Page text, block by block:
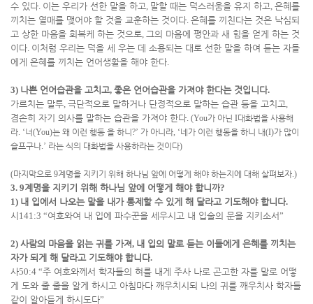
수 있다. 이는 우리가 선한 말을 하고, 말할 때는 덕스러움을 유지 하고, 은혜를
끼치는 열매를 맺어야 할 것을 교훈하는 것이다. 은혜를 끼친다는 것은 낙심되
고 상한 마음을 회복케 하는 것으로, 그의 마음에 평안과 새 힘을 얻게 하는 것
이다. 이처럼 우리는 덕을 세 우는 데 소용되는 대로 선한 말을 하여 듣는 자들
에게 은혜를 끼치는 언어생활을 해야 한다.
3) 나쁜 언어습관을 고치고, 좋은 언어습관을 가져야 한다는 것입니다.
가르치는 말투, 극단적으로 말하거나 단정적으로 말하는 습관 등을 고치고,
겸손히 자기 의사를 말하는 습관을 가져야 한다. (You가 아닌 I대화법을 사용해
라. ‘너(You)는 왜 이런 행동 을 하니 ?’ 가 아니라, ‘네가 이런 행동을 하니 내(I)가 많이
슬프구나.’ 라는 식의 대화법을 사용하라는 것이다)
(마지막으로 9계명을 지키기 위해 하나님 앞에 어떻게 해야 하는지에 대해 살펴보자.)
3. 9계명을 지키기 위해 하나님 앞에 어떻게 해야 합니까?
1) 내 입에서 나오는 말을 내가 통제할 수 있게 해 달라고 기도해야 합니다.
시 141:3 “여호와여 내 입에 파수꾼을 세우시고 내 입술의 문을 지키소서”
2) 사람의 마음을 읽는 귀를 가져, 내 입의 말로 듣는 이들에게 은혜를 끼치는
자가 되게 해 달라고 기도해야 합니다.
사50:4 “주 여호와께서 학자들의 혀를 내게 주사 나로 곤고한 자를 말로 어떻
게 도와 줄 줄을 알게 하시고 아침마다 깨우치시되 나의 귀를 깨우치사 학자들
같이 알아듣게 하시도다”